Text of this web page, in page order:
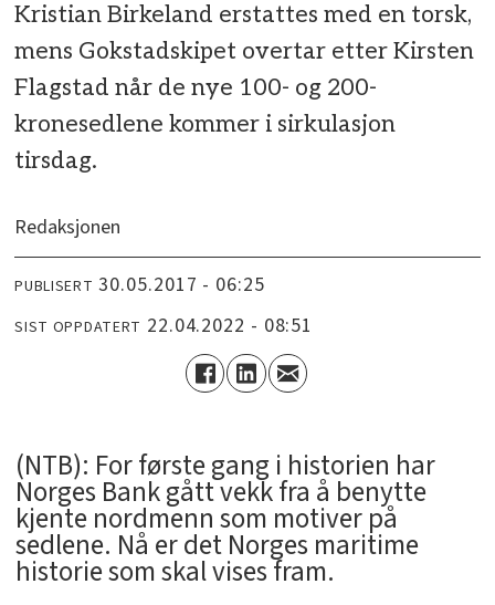
Kristian Birkeland erstattes med en torsk,
mens Gokstadskipet overtar etter Kirsten
Flagstad når de nye 100- og 200-
kronesedlene kommer i sirkulasjon
tirsdag.
Redaksjonen
PUBLISERT 30.05.2017 - 06:25
SIST OPPDATERT 22.04.2022 - 08:51
(NTB): For første gang i historien har
Norges Bank gått vekk fra å benytte
kjente nordmenn som motiver på
sedlene. Nå er det Norges maritime
historie som skal vises fram.